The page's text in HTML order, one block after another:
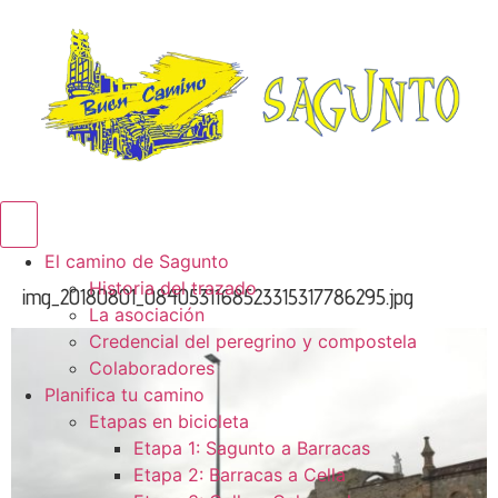
El camino de Sagunto
Historia del trazado
La asociación
Credencial del peregrino y compostela
Colaboradores
Planifica tu camino
Etapas en bicicleta
Etapa 1: Sagunto a Barracas
Etapa 2: Barracas a Cella
img_20180801_0840531168523315317786295.jpg